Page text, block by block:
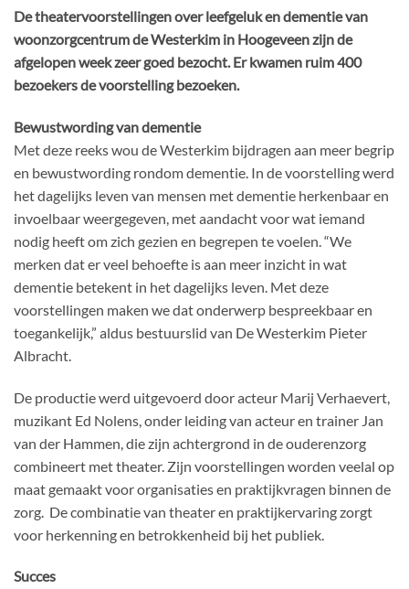
De theatervoorstellingen over leefgeluk en dementie van
woonzorgcentrum de Westerkim in Hoogeveen zijn de
afgelopen week zeer goed bezocht. Er kwamen ruim 400
bezoekers de voorstelling bezoeken.
Bewustwording van dementie
Met deze reeks wou de Westerkim bijdragen aan meer begrip
en bewustwording rondom dementie. In de voorstelling werd
het dagelijks leven van mensen met dementie herkenbaar en
invoelbaar weergegeven, met aandacht voor wat iemand
nodig heeft om zich gezien en begrepen te voelen. “We
merken dat er veel behoefte is aan meer inzicht in wat
dementie betekent in het dagelijks leven. Met deze
voorstellingen maken we dat onderwerp bespreekbaar en
toegankelijk,” aldus bestuurslid van De Westerkim Pieter
Albracht.
De productie werd uitgevoerd door acteur Marij Verhaevert,
muzikant Ed Nolens, onder leiding van acteur en trainer Jan
van der Hammen, die zijn achtergrond in de ouderenzorg
combineert met theater. Zijn voorstellingen worden veelal op
maat gemaakt voor organisaties en praktijkvragen binnen de
zorg. De combinatie van theater en praktijkervaring zorgt
voor herkenning en betrokkenheid bij het publiek.
Succes